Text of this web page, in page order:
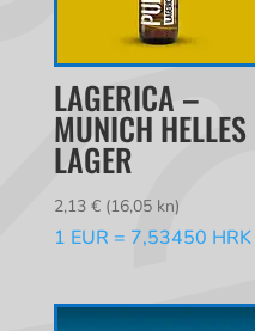
LAGERICA –
MUNICH HELLES
LAGER
2,13 € (16,05 kn)
1 EUR = 7,53450 HRK